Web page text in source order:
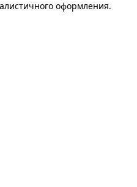
оформления.